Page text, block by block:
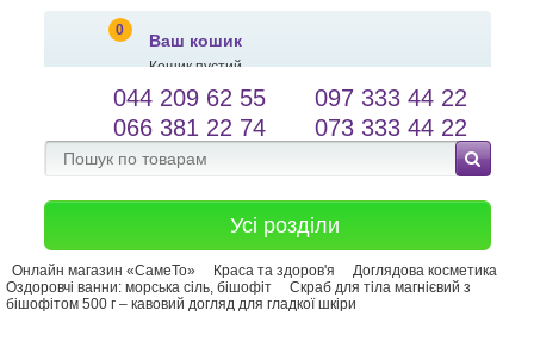
0
Ваш кошик
Кошик пустий
salessameto@gmail.com
Зворотній зв'язок
Мова сайту
044 209 62 55
097 333 44 22
066 381 22 74
073 333 44 22
Усі розділи
Онлайн магазин «СамеТо» Краса та здоров'я
Доглядова косметика
Оздоровчі ванни: морська сіль, бішофіт
Скраб для тіла магнієвий з
бішофітом 500 г – кавовий догляд для гладкої шкіри